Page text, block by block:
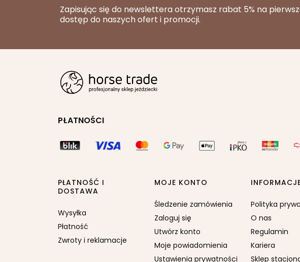
Zapisując się do newslettera otrzymasz rabat 5% na
dostęp do naszych ofert i promocji.
PŁATNOŚCI
PŁATNOŚĆ I
DOSTAWA
Wysyłka
Płatność
Zwroty i reklamacje
MOJE KONTO
Śledzenie zamówienia
Zaloguj się
Utwórz konto
Moje powiadomienia
Ustawienia prywatności
Polityka
O nas
Regulamin
Kariera
Sklep